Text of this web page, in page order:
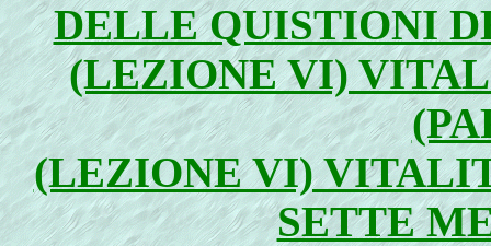
DELLE QUISTIONI
(LEZIONE VI)
(LEZIONE VI)
SETTE